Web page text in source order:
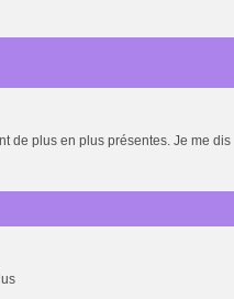
de plus en plus présentes. Je me dis